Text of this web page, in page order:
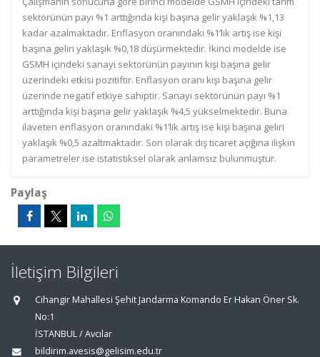
sektörünün payı %1 arttığında kişi başına gelir yaklaşık %1,13
kadar azalmaktadır. Enflasyon oranındaki %1’lik artış ise kişi
başına geliri yaklaşık %0,18 düşürmektedir. İkinci modelde ise
GSMH içindeki sanayi sektörünün payının kişi başına gelir
üzerindeki etkisi pozitiftir. Enflasyon oranı kişi başına gelir
üzerinde negatif etkiye sahiptir. Sanayi sektörünün payı %1
arttığında kişi başına gelir yaklaşık %4,5 yükselmektedir. Buna
ilaveten enflasyon oranındaki %1’lik artış ise kişi başına geliri
yaklaşık %0,5 azaltmaktadır. Son olarak dış ticaret açığına ilişkin
parametreler ise istatistiksel olarak anlamsız bulunmuştur.
Paylaş
İletişim Bilgileri
Cihangir Mahallesi Şehit Jandarma Komando Er Hakan Öner Sk.
No:1
İSTANBUL / Avcılar
bildirim.avesis@gelisim.edu.tr